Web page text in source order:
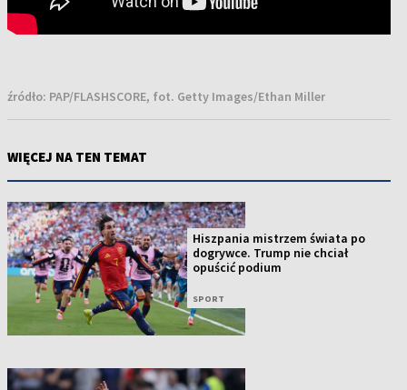
źródło: PAP/FLASHSCORE, fot. Getty Images/Ethan Miller
WIĘCEJ NA TEN TEMAT
Hiszpania mistrzem świata po
dogrywce. Trump nie chciał
opuścić podium
SPORT